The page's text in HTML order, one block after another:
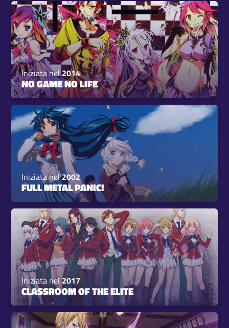
Iniziata nel2014
NO GAME NO LIFE
Iniziata nel2002
FULL METAL PANIC!
Iniziata nel2017
CLASSROOM OF THE ELITE